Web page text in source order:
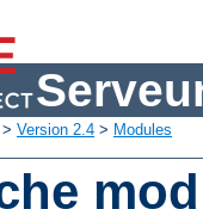
> Version 2.4 > Modules